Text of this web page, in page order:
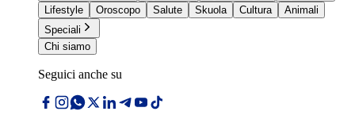
Lifestyle
Oroscopo Salute Skuola Cultura
Animali
Speciali
Chi siamo
Seguici anche su